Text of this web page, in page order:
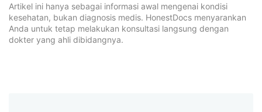
Artikel ini hanya sebagai informasi awal mengenai kondisi
kesehatan, bukan diagnosis medis. HonestDocs menyarankan
Anda untuk tetap melakukan konsultasi langsung dengan
dokter yang ahli dibidangnya.